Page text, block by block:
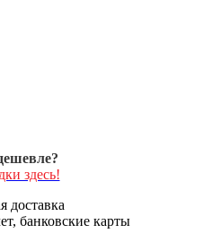
здесь!
доставка
банковские карты